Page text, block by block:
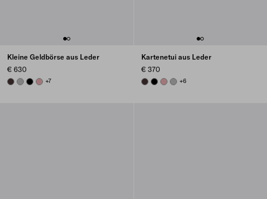
Kleine Geldbörse aus Leder
€ 630
DARK BROWN
DARK GREY
BLACKROSY BLUSH
+7
Kartenetui aus Leder
€ 370
DARK BROWN
BLACKROSY BLUSH
DARK GREY
+6